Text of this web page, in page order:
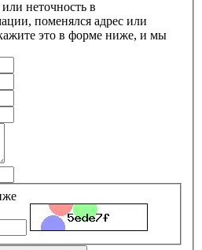
неточность в
поменялся адрес или
это в форме ниже, и мы